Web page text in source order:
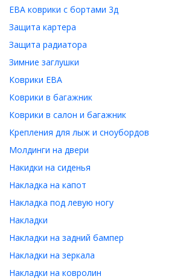
ЕВА коврики с бортами 3д
Защита картера
Защита радиатора
Зимние заглушки
Коврики ЕВА
Коврики в багажник
Коврики в салон и багажник
Крепления для лыж и сноубордов
Молдинги на двери
Накидки на сиденья
Накладка на капот
Накладка под левую ногу
Накладки
Накладки на задний бампер
Накладки на зеркала
Накладки на ковролин